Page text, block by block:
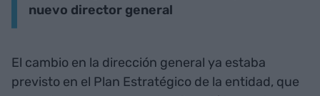
nuevo director general
El cambio en la dirección general ya estaba
previsto en el Plan Estratégico de la entidad, que